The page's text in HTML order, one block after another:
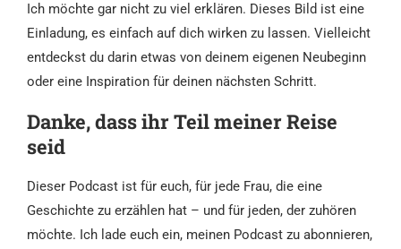
Ich möchte gar nicht zu viel erklären. Dieses Bild ist eine
Einladung, es einfach auf dich wirken zu lassen. Vielleicht
entdeckst du darin etwas von deinem eigenen Neubeginn
oder eine Inspiration für deinen nächsten Schritt.
Danke, dass ihr Teil meiner Reise
seid
Dieser Podcast ist für euch, für jede Frau, die eine
Geschichte zu erzählen hat – und für jeden, der zuhören
möchte. Ich lade euch ein, meinen Podcast zu abonnieren,